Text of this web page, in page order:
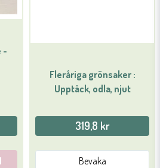
-
Fleråriga grönsaker :
Upptäck, odla, njut
319,8 kr
Bevaka